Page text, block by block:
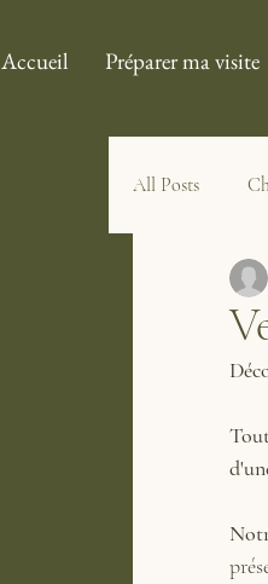
Accueil Préparer ma visite
All Posts